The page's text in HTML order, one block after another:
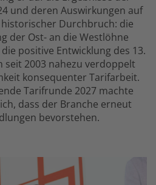
und deren Auswirkungen auf
Durchbruch: die
der Ost- an die Westlöhne
positive Entwicklung des 13.
seit 2003 nahezu verdoppelt
konsequenter Tarifarbeit.
Tarifrunde 2027 machte
dass der Branche erneut
bevorstehen.